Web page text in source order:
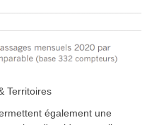
Territoires
également une